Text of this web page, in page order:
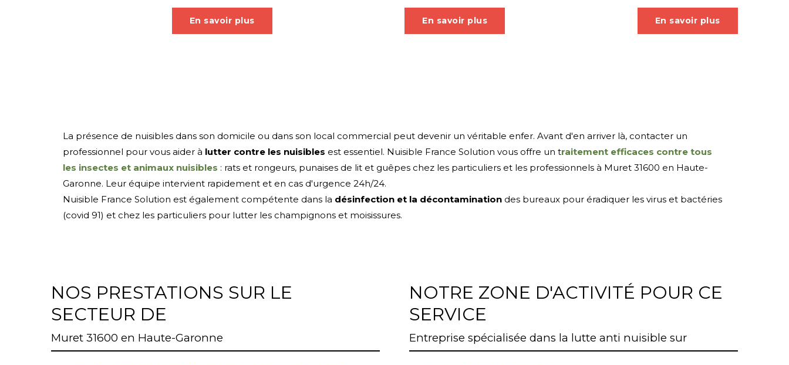
En savoir plus En savoir plus En savoir plus
La présence de nuisibles dans son domicile ou dans son local commercial peut devenir un véritable enfer. Avant d'en arriver là, contacter un
professionnel pour vous aider à lutter contre les nuisibles est essentiel. Nuisible France Solution vous offre un traitement efficaces contre tous
les insectes et animaux nuisibles : rats et rongeurs, punaises de lit et guêpes chez les particuliers et les professionnels à Muret 31600 en Haute-
Garonne. Leur équipe intervient rapidement et en cas d'urgence 24h/24.
Nuisible France Solution est également compétente dans la désinfection et la décontamination des bureaux pour éradiquer les virus et bactéries
(covid 91) et chez les particuliers pour lutter les champignons et moisissures.
NOS PRESTATIONS SUR LE
SECTEUR DE
Muret 31600 en Haute-Garonne
NOTRE ZONE D'ACTIVITÉ POUR CE
SERVICE
Entreprise spécialisée dans la lutte anti nuisible sur